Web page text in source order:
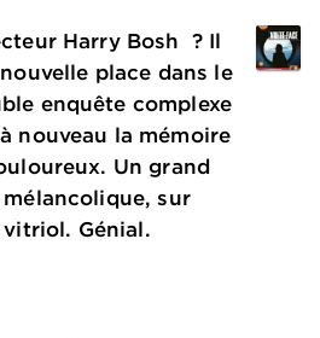
Harry Bosh ? Il
place dans le
enquête complexe
nouveau la mémoire
Un grand
sur
Génial.